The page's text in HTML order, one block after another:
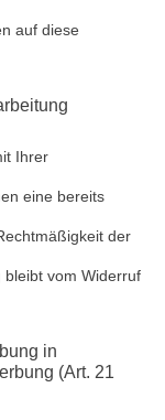
auf diese
Ihrer
eine bereits
der
vom Widerruf
in
(Art. 21